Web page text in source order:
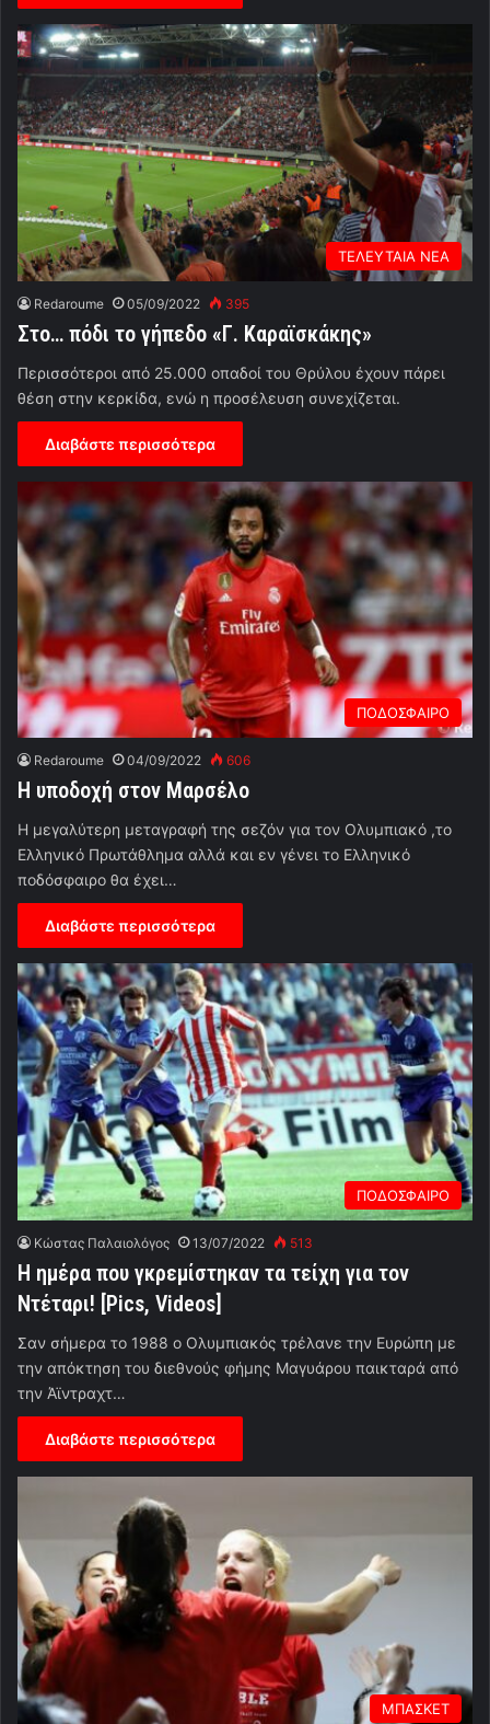
ΤΕΛΕΥΤΑΙΑ ΝΕΑ
Redaroume 05/09/2022 395
Στο… πόδι το γήπεδο «Γ. Καραϊσκάκης»
Περισσότεροι από 25.000 οπαδοί του Θρύλου έχουν πάρει
θέση στην κερκίδα, ενώ η προσέλευση συνεχίζεται.
Διαβάστε περισσότερα
ΠΟΔΟΣΦΑΙΡΟ
Redaroume 04/09/2022 606
Η υποδοχή στον Μαρσέλο
Η μεγαλύτερη μεταγραφή της σεζόν για τον Ολυμπιακό ,το
Ελληνικό Πρωτάθλημα αλλά και εν γένει το Ελληνικό
ποδόσφαιρο θα έχει…
Διαβάστε περισσότερα
ΠΟΔΟΣΦΑΙΡΟ
Κώστας Παλαιολόγος 13/07/2022 513
Η ημέρα που γκρεμίστηκαν τα τείχη για τον
Ντέταρι! [Pics, Videos]
Σαν σήμερα το 1988 ο Ολυμπιακός τρέλανε την Ευρώπη με
την απόκτηση του διεθνούς φήμης Μαγυάρου παικταρά από
την Άϊντραχτ…
Διαβάστε περισσότερα
ΜΠΑΣΚΕΤ